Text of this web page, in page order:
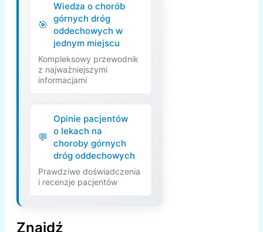
Wiedza o chorób
górnych dróg
oddechowych w
jednym miejscu
Kompleksowy przewodnik
z najważniejszymi
informacjami
Opinie pacjentów
o lekach na
choroby górnych
dróg oddechowych
Prawdziwe doświadczenia
i recenzje pacjentów
Znajdź